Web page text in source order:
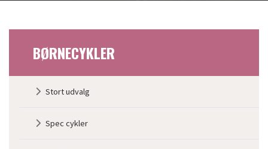
BØRNECYKLER
navigationStort udvalg
Spec cykler